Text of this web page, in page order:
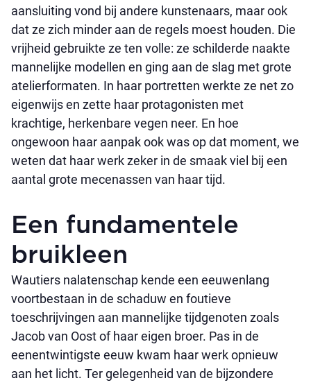
aansluiting vond bij andere kunstenaars, maar ook
dat ze zich minder aan de regels moest houden. Die
vrijheid gebruikte ze ten volle: ze schilderde naakte
mannelijke modellen en ging aan de slag met grote
atelierformaten. In haar portretten werkte ze net zo
eigenwijs en zette haar protagonisten met
krachtige, herkenbare vegen neer. En hoe
ongewoon haar aanpak ook was op dat moment, we
weten dat haar werk zeker in de smaak viel bij een
aantal grote mecenassen van haar tijd.
Een fundamentele
bruikleen
Wautiers nalatenschap kende een eeuwenlang
voortbestaan in de schaduw en foutieve
toeschrijvingen aan mannelijke tijdgenoten zoals
Jacob van Oost of haar eigen broer. Pas in de
eenentwintigste eeuw kwam haar werk opnieuw
aan het licht. Ter gelegenheid van de bijzondere